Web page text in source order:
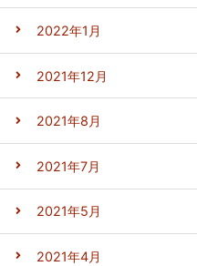
2022年1月
2021年12月
2021年8月
2021年7月
2021年5月
2021年4月